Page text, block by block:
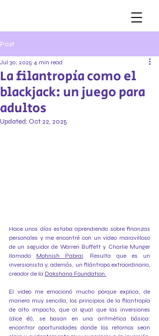
Post
La filantropía como el
blackjack: un juego para
adultos
Jul 30, 2025 4 min read
Updated: Oct 22, 2025
Hace unos días estaba aprendiendo sobre finanzas
personales y me encontré con un video maravilloso
de un seguidor de Warren Buffett y Charlie Munger
llamado Mohnish Pabrai. Resulta que es un
inversionista y, además, un filántropo extraordinario,
creador de la Dakshana Foundation.
El video me emocionó mucho porque explica, de
manera muy sencilla, los principios de la filantropía
de alto impacto, que al igual que las inversiones
(dice él), se basan en una aritmética básica:
encontrar oportunidades donde los retornos sean